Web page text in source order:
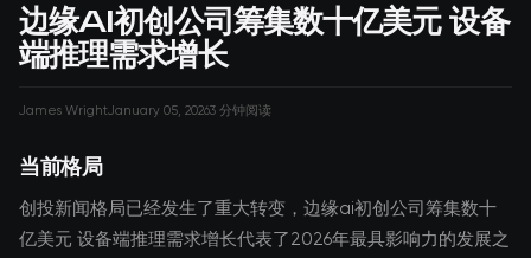
边缘AI初创公司筹集数十亿美元 设备
端推理需求增长
James WrightJanuary 05, 20263 分钟阅读
当前格局
创投新闻格局已经发生了重大转变，边缘ai初创公司筹集数十
亿美元 设备端推理需求增长代表了2026年最具影响力的发展之